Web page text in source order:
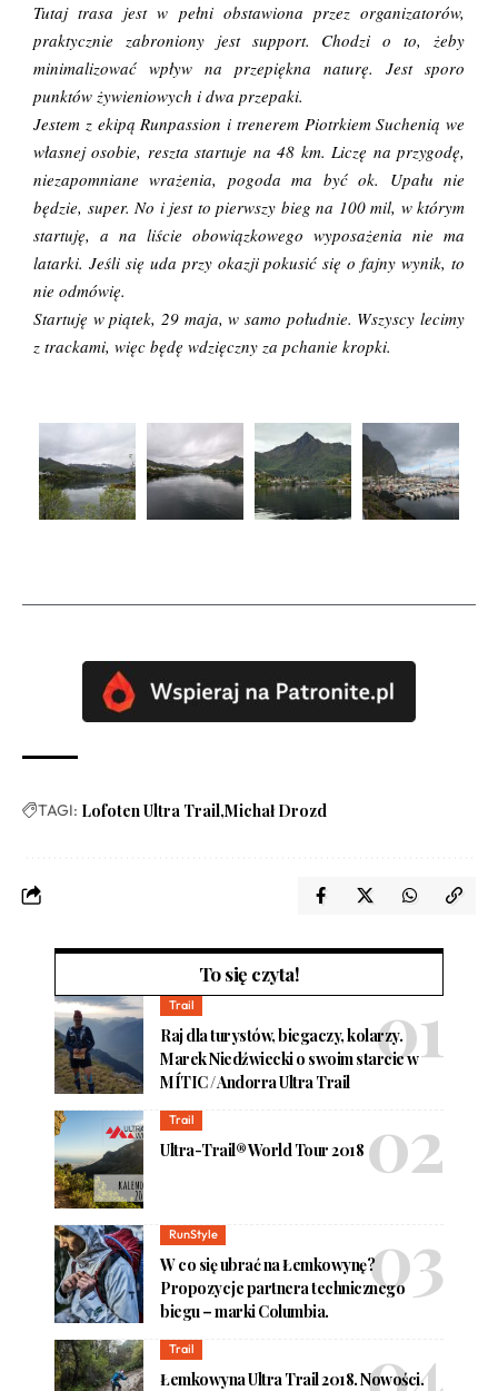
Tutaj trasa jest w pełni obstawiona przez organizatorów,
praktycznie zabroniony jest support. Chodzi o to, żeby
minimalizować wpływ na przepiękna naturę. Jest sporo
punktów żywieniowych i dwa przepaki.
Jestem z ekipą Runpassion i trenerem Piotrkiem Suchenią we
własnej osobie, reszta startuje na 48 km. Liczę na przygodę,
niezapomniane wrażenia, pogoda ma być ok. Upału nie
będzie, super. No i jest to pierwszy bieg na 100 mil, w którym
startuję, a na liście obowiązkowego wyposażenia nie ma
latarki. Jeśli się uda przy okazji pokusić się o fajny wynik, to
nie odmówię.
Startuję w piątek, 29 maja, w samo południe. Wszyscy lecimy
z trackami, więc będę wdzięczny za pchanie kropki.
TAGI: Lofoten Ultra Trail Michał Drozd
To się czyta!
Trail
Raj dla turystów, biegaczy, kolarzy.
Marek Niedźwiecki o swoim starcie w
MÍTIC / Andorra Ultra Trail
Trail
Ultra-Trail® World Tour 2018
RunStyle
W co się ubrać na Łemkowynę?
Propozycje partnera technicznego
biegu – marki Columbia.
Trail
Łemkowyna Ultra Trail 2018. Nowości.